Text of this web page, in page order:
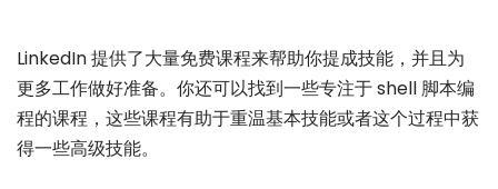
LinkedIn 提供了大量免费课程来帮助你提成技能，并且为
更多工作做好准备。你还可以找到一些专注于 shell 脚本编
程的课程，这些课程有助于重温基本技能或者这个过程中获
得一些高级技能。